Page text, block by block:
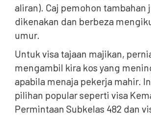
aliran). Caj pemohon tambahan
dikenakan dan berbeza
umur.
Untuk visa tajaan majikan,
mengambil kira kos yang
apabila menaja pekerja mahir.
pilihan popular seperti visa
Permintaan Subkelas 482 dan